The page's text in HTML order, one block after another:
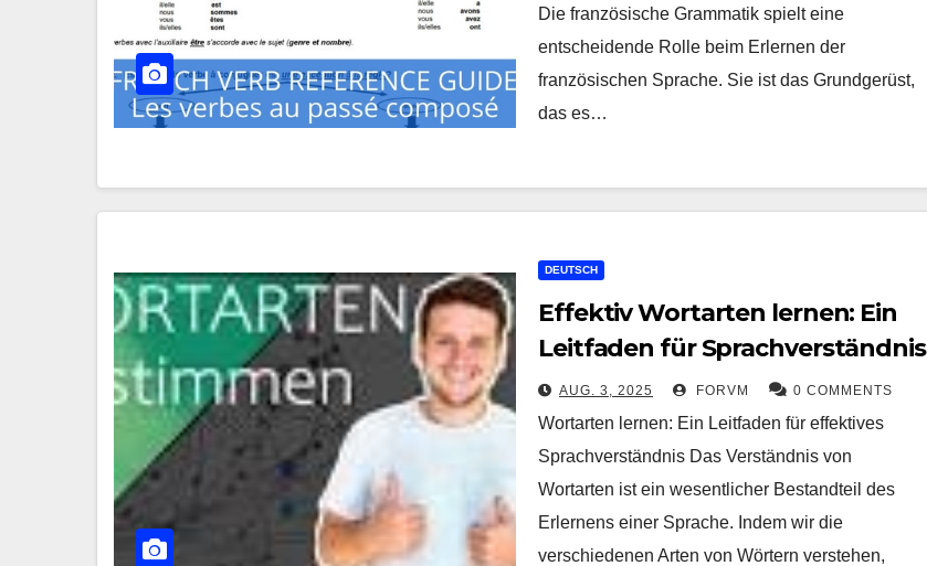
Die französische Grammatik spielt eine
entscheidende Rolle beim Erlernen der
französischen Sprache. Sie ist das Grundgerüst,
das es…
DEUTSCH
Effektiv Wortarten lernen: Ein
Leitfaden für Sprachverständnis
AUG. 3, 2025 FORVM 0 COMMENTS
Wortarten lernen: Ein Leitfaden für effektives
Sprachverständnis Das Verständnis von
Wortarten ist ein wesentlicher Bestandteil des
Erlernens einer Sprache. Indem wir die
verschiedenen Arten von Wörtern verstehen,